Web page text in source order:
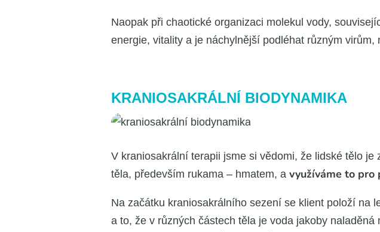
Nao­pak při cha­o­tic­ké orga­ni­za­ci mole­kul vody,
ener­gie, vita­li­ty a je náchyl­něj­ší pod­lé­hat růz­ným virům,
KRANIOSAKRÁLNÍ BIODYNAMIKA
V kra­ni­o­sa­král­ní tera­pii jsme si vědo­mi, že lid­ské tělo
těla, pře­de­vším ruka­ma – hma­tem, a vyu­ží­vá­me to
Na začát­ku kra­ni­o­sa­král­ní­ho seze­ní se kli­ent polo­ží na
a to, že v růz­ných čás­tech těla je voda jako­by